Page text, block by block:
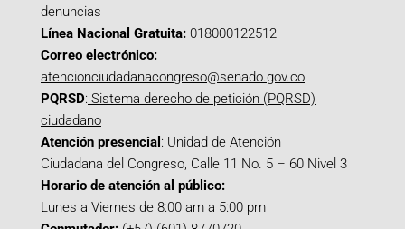
denuncias
Línea Nacional Gratuita: 018000122512
Correo electrónico:
atencionciudadanacongreso@senado.gov.co
PQRSD: Sistema derecho de petición (PQRSD)
ciudadano
Atención presencial : Unidad de Atención
Ciudadana del Congreso, Calle 11 No. 5 – 60 Nivel 3
Horario de atención al público:
Lunes a Viernes de 8:00 am a 5:00 pm